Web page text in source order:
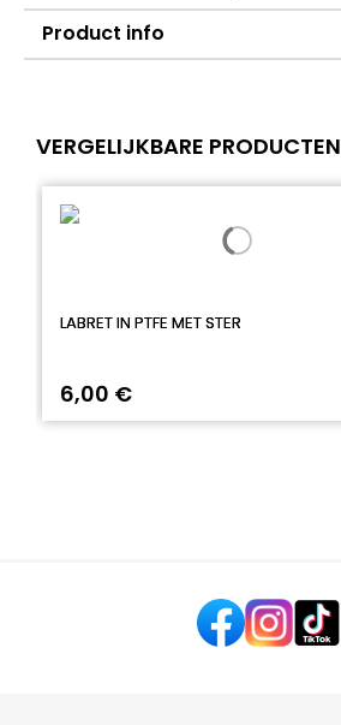
Product info
VERGELIJKBARE PRODUCTEN
LABRET IN PTFE MET STER
6,00 €